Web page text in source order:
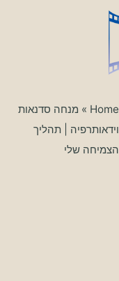
Home
» מנחה סדנאות
וידאותרפיה | תהליך
הצמיחה שלי